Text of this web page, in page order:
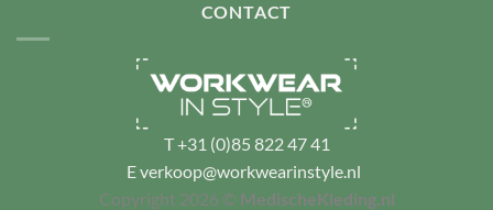
CONTACT
T+31 (0)85 822 47 41
Everkoop@workwearinstyle.nl
Copyright 2026 © MedischeKleding.nl